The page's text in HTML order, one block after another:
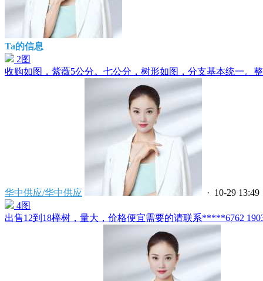
Ta的信息
2图
收购如图，紫薇5公分。七公分，树形如图，分支基本统一。
华中供应/华中供应
· 10-29 13:49
4图
出售12到18榉树，量大，价格便宜需要的请联系*****6762